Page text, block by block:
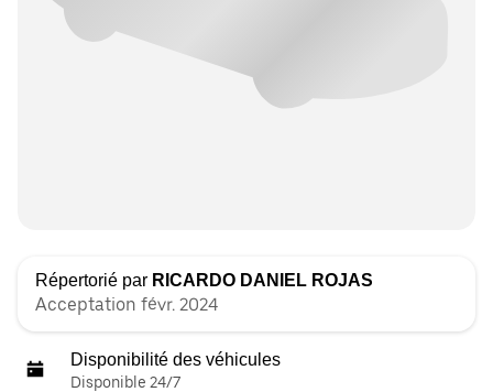
Répertorié par RICARDO DANIEL ROJAS
Acceptation févr. 2024
Disponibilité des véhicules
Disponible 24/7